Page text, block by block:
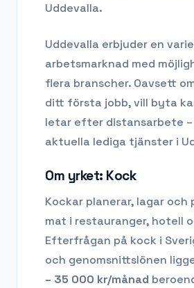
Uddevalla.
Uddevalla erbjuder en
arbetsmarknad med
flera branscher. Oavsett
ditt första jobb, vill byta
letar efter distansarbete
aktuella lediga tjänster i
Om yrket: Kock
Kockar planerar, lagar och
mat i restauranger, hotell
Efterfrågan på kock i
och genomsnittslönen
– 35 000 kr/månad